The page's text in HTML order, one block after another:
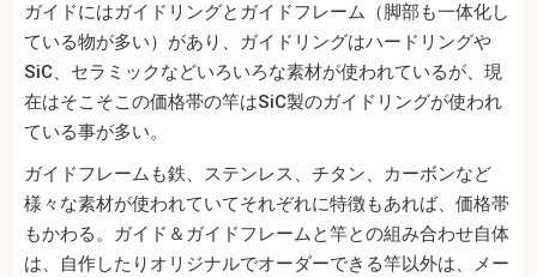
ガイドにはガイドリングとガイドフレーム（脚部も一体化し
ている物が多い）があり、ガイドリングはハードリングや
SiC、セラミックなどいろいろな素材が使われているが、現
在はそこそこの価格帯の竿はSiC製のガイドリングが使われ
ている事が多い。
ガイドフレームも鉄、ステンレス、チタン、カーボンなど
様々な素材が使われていてそれぞれに特徴もあれば、価格帯
もかわる。ガイド＆ガイドフレームと竿との組み合わせ自体
は、自作したりオリジナルでオーダーできる竿以外は、メー